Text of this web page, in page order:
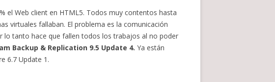
el Web client en HTML5. Todos muy contentos hasta
virtuales fallaban. El problema es la comunicación
lo tanto hace que fallen todos los trabajos al no poder
Backup & Replication 9.5 Update 4. Ya están
6.7 Update 1.